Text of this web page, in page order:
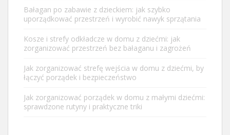
Bałagan po zabawie z dzieckiem: jak szybko
uporządkować przestrzeń i wyrobić nawyk sprzątania
Kosze i strefy odkładcze w domu z dziećmi: jak
zorganizować przestrzeń bez bałaganu i zagrożeń
Jak zorganizować strefę wejścia w domu z dziećmi, by
łączyć porządek i bezpieczeństwo
Jak zorganizować porządek w domu z małymi dziećmi:
sprawdzone rutyny i praktyczne triki